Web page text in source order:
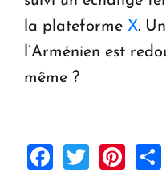
la plateforme X.
l’Arménien est
même ?
Facebook
Twitter